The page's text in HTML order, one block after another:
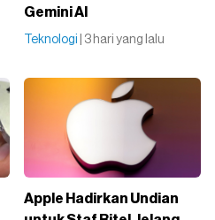
Gemini AI
Teknologi | 3 hari yang lalu
Apple Hadirkan Undian